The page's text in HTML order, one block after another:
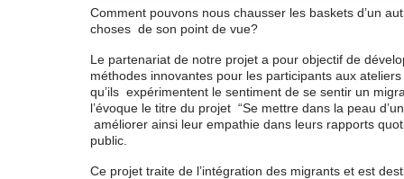
Comment pouvons nous chausser les baskets d’un
choses de son point de vue?
Le partenariat de notre projet a pour objectif de
méthodes innovantes pour les participants aux
qu’ils expérimentent le sentiment de se sentir un
l’évoque le titre du projet “Se mettre dans la peau
améliorer ainsi leur empathie dans leurs rapports
public.
Ce projet traite de l’intégration des migrants et est